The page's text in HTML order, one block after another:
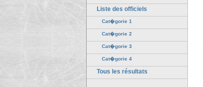
Liste des officiels
Cat�gorie 1
Cat�gorie 2
Cat�gorie 3
Cat�gorie 4
Tous les résultats